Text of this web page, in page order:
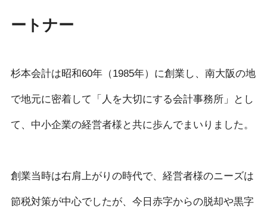
ートナー
杉本会計は昭和60年（1985年）に創業し、南大阪の地
で地元に密着して「人を大切にする会計事務所」とし
て、中小企業の経営者様と共に歩んでまいりました。
創業当時は右肩上がりの時代で、経営者様のニーズは
節税対策が中心でしたが、今日赤字からの脱却や黒字